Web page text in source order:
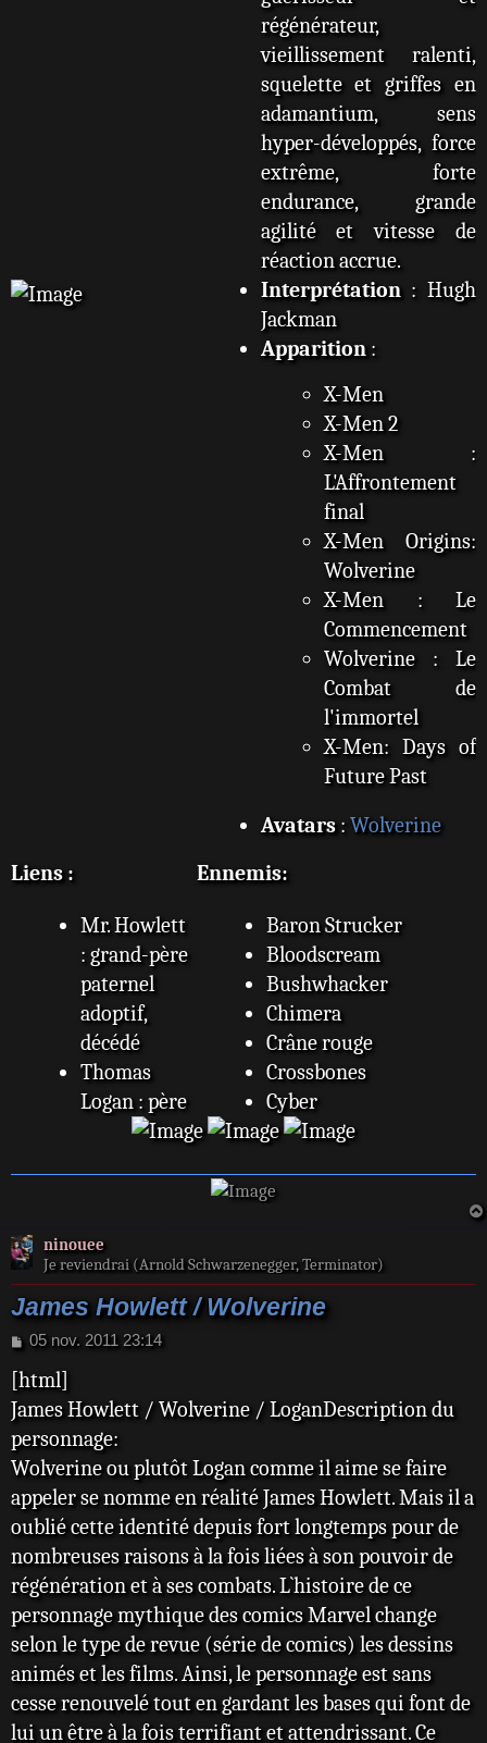
régénérateur,
vieillissement ralenti,
squelette et griffes en
adamantium, sens
hyper-développés, force
extrême, forte
endurance, grande
agilité et vitesse de
réaction accrue.
Interprétation: Hugh
Jackman
Apparition:
X-Men
X-Men 2
X-Men :
L'Affrontement
final
X-Men Origins:
Wolverine
X-Men : Le
Commencement
Wolverine : Le
Combat de
l'immortel
X-Men: Days of
Future Past
Avatars: Wolverine
Liens :
Mr. Howlett
: grand-père
paternel
adoptif,
décédé
Thomas
Logan : père
biologique,
paternel
Elizabeth
Howlett, née
Hudson :
biologique,
décédée
John
Howlett :
père adoptif,
décédé
John
Howlett
Junior :
demi-frère
maternel
aîné,
Ennemis:
Baron Strucker
Bloodscream
Bushwhacker
Chimera
Crâne rouge
Crossbones
Cyber
Electro
The Hood
Malcolm Colcord
Mr. X
Romulus
Roughouse
Samouraï d'argent
Shiva
Speed Demon
Spore
Wendigo
Wildside
ninouee
Je reviendrai (Arnold Schwarzenegger, Terminator)
James Howlett / Wolverine
M
s
a
g
e
05 nov. 2011 23:14
[html]
James Howlett / Wolverine / LoganDescription du
personnage:
Wolverine ou plutôt Logan comme il aime se faire
appeler se nomme en réalité James Howlett. Mais il a
oublié cette identité depuis fort longtemps pour de
nombreuses raisons à la fois liées à son pouvoir de
régénération et à ses combats. L`histoire de ce
personnage mythique des comics Marvel change
selon le type de revue (série de comics) les dessins
animés et les films. Ainsi, le personnage est sans
cesse renouvelé tout en gardant les bases qui font de
lui un être à la fois terrifiant et attendrissant. Ce